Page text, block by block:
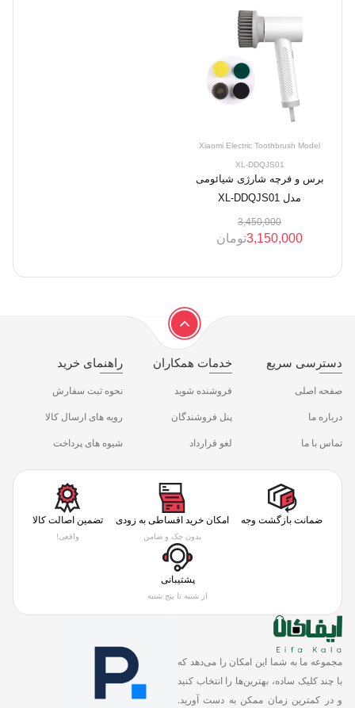
Xiaomi Electric Toothbrush Model
XL-DDQJS01
برس و فرچه شارژی شیائومی
مدل XL-DDQJS01
3,450,000
3,150,000تومان
دسترسی سریع
صفحه اصلی
درباره ما
تماس با ما
خدمات همکاران
فروشنده شوید
پنل فروشندگان
لغو قرارداد
راهنمای خرید
نحوه ثبت سفارش
رویه های ارسال کالا
شیوه های پرداخت
ضمانت بازگشت وجه امکان خرید اقساطی به زودی
بدون چک و ضامن
تضمین اصالت کالا
واقعی!
پشتیبانی
از شنبه تا پنج شنبه
مجموعه ما به شما این امکان را می‌دهد که
با چند کلیک ساده، بهترین‌ها را انتخاب کنید
و در کمترین زمان ممکن به دست آورید.